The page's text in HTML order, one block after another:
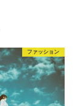
ファッション